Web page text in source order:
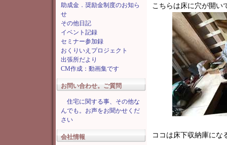
助成金．奨励金制度のお知ら
せ
その他日記
イベント記録
セミナー参加録
おくりいえプロジェクト
出張所だより
CM作成：動画集です
お問い合わせ。ご質問
住宅に関する事、その他な
んでも。お声をお聞かせくだ
さい
会社情報
こちらは床に穴が開い
ココは床下収納庫にな